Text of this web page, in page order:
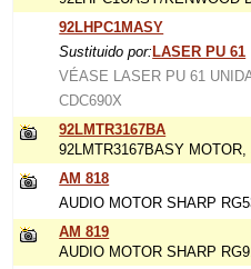
92LHPC1MASY
Sustituido por: LASER PU 61
VÉASE LASER PU 61
CDC690X
92LMTR3167BA
92LMTR3167BASY
AM 818
AUDIO MOTOR SHARP
AM 819
AUDIO MOTOR SHARP